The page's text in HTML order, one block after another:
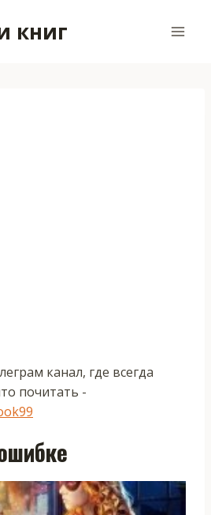
книг
канал, где всегда
почитать -